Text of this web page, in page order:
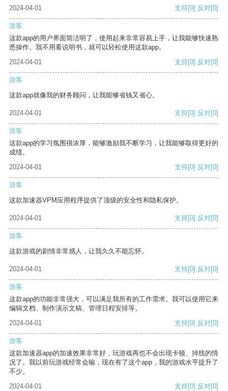
2024-04-01
支持[0] 反对[0]
游客
这款app的用户界面简洁明了，使用起来非常容易上手，让我能够快速熟
悉操作。我不用看说明书，就可以轻松使用这款app。
2024-04-01
支持[0] 反对[0]
游客
这款app就像我的财务顾问，让我能够省钱又省心。
2024-04-01 支持[0] 反对[0]
游客
这款app的学习氛围很浓厚，能够激励我不断学习，让我能够取得更好的
成绩。
2024-04-01
支持[0] 反对[0]
游客
这款加速器VPM应用程序提供了顶级的安全性和隐私保护。
2024-04-01 支持[0] 反对[0]
游客
这款游戏的剧情非常感人，让我久久不能忘怀。
2024-04-01 支持[0] 反对[0]
游客
这款app的功能非常强大，可以满足我所有的工作需求。我可以使用它来
编辑文档、制作演示文稿、管理日程安排等。
2024-04-01
支持[0] 反对[0]
游客
这款加速器app的加速效果非常好，玩游戏再也不会出现卡顿、掉线的情
况了。我以前玩游戏经常会输，现在有了这个app，我的游戏水平提升了
不少。
2024-04-01
支持[0] 反对[0]